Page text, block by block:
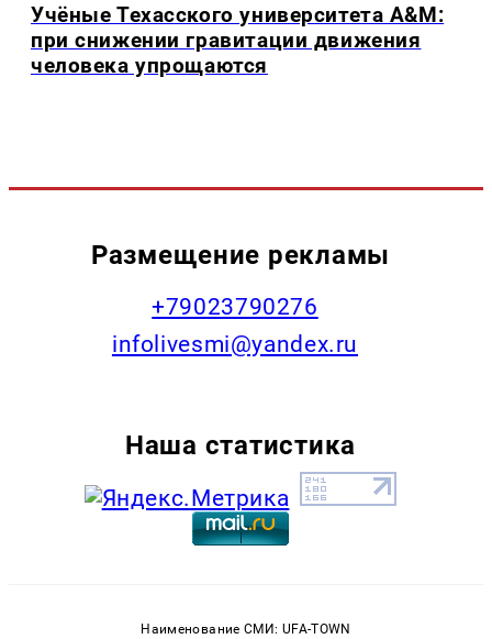
Учёные Техасского университета A&M:
при снижении гравитации движения
человека упрощаются
Размещение рекламы
+79023790276
infolivesmi@yandex.ru
Наша статистика
Наименование СМИ: UFA-TOWN